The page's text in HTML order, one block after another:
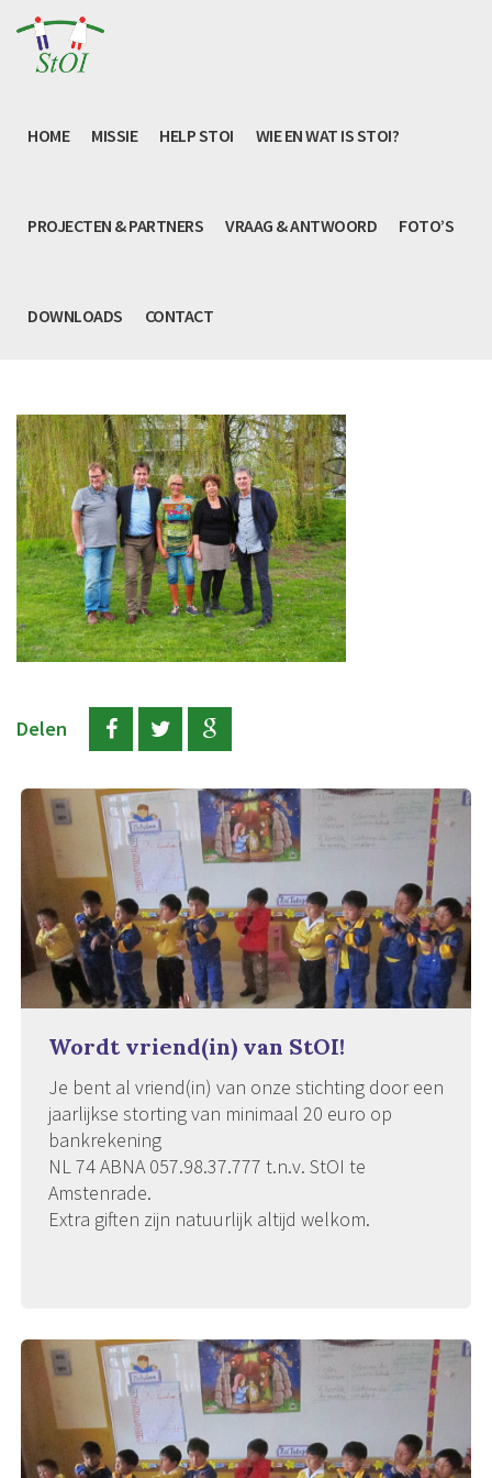
HOME MISSIE HELP STOI WIE EN WAT IS STOI?
PROJECTEN & PARTNERS VRAAG & ANTWOORD FOTO’S
DOWNLOADS CONTACT
Delen
Wordt vriend(in) van StOI!
Je bent al vriend(in) van onze stichting door een
jaarlijkse storting van minimaal 20 euro op
bankrekening
NL 74 ABNA 057.98.37.777 t.n.v. StOI te
Amstenrade.
Extra giften zijn natuurlijk altijd welkom.